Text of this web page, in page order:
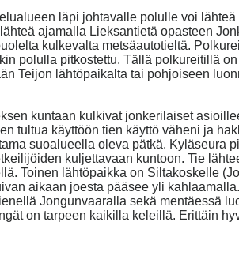
läpi johtavalle polulle voi
ajamalla Lieksantietä opasteen
kulkevalta metsäautotieltä.
polulla pitkostettu. Tällä polkureitillä
Teijon lähtöpaikalta tai pohjoiseen
kuntaan kulkivat jonkerilaiset
tultua käyttöön tien käyttö väheni ja
suoalueella oleva pätkä. Kyläseura
kuljettavaan kuntoon. Tie
Toinen lähtöpaikka on Siltakoskelle
aikaan joesta pääsee yli
Jongunvaaralla sekä mentäessä
on tarpeen kaikilla keleillä. Erittäin